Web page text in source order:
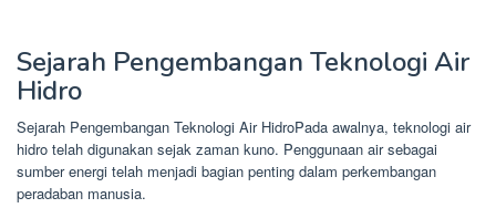
Sejarah Pengembangan Teknologi Air
Hidro
Sejarah Pengembangan Teknologi Air HidroPada awalnya, teknologi air
hidro telah digunakan sejak zaman kuno. Penggunaan air sebagai
sumber energi telah menjadi bagian penting dalam perkembangan
peradaban manusia.